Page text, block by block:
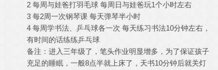
2 每周与娃爸打羽毛球 每周日与娃爸玩1个小时左右
3 每2周一次钢琴课 每天弹琴半小时
4 每周学书法、乒乓球各一次 每天练习书法10分钟左右，
有时间的话练练乒乓球
备注：进入三年级了，笔头作业明显增多，为了保证孩子
充足的睡眠，一般8点半就上床了，天书10分钟后就关灯